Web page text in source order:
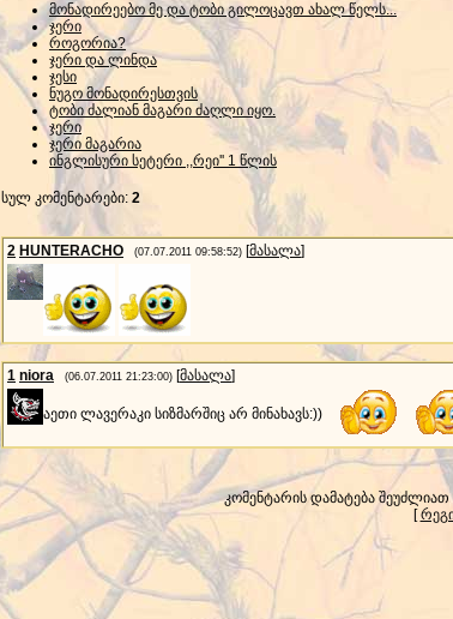
მონადირეებო მე და ტობი გილოცავთ ახალ წელს...
ჯერი
როგორია?
ჯერი და ლინდა
ჯესი
ნუგო მონადირესთვის
ტობი ძალიან მაგარი ძაღლი იყო.
ჯერი
ჯერი მაგარია
ინგლისური სეტერი ,,რეი'' 1 წლის
სულ კომენტარები: 2
2 HUNTERACHO (07.07.2011 09:58:52) [მასალა]
1 niora (06.07.2011 21:23:00) [მასალა]
აეთი ლავერაკი სიზმარშიც არ მინახავს:))
კომენტარის დამატება
[